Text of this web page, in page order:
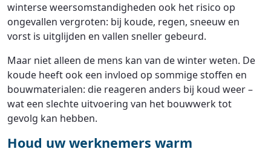
winterse weersomstandigheden ook het risico op
ongevallen vergroten: bij koude, regen, sneeuw en
vorst is uitglijden en vallen sneller gebeurd.
Maar niet alleen de mens kan van de winter weten. De
koude heeft ook een invloed op sommige stoffen en
bouwmaterialen: die reageren anders bij koud weer –
wat een slechte uitvoering van het bouwwerk tot
gevolg kan hebben.
Houd uw werknemers warm